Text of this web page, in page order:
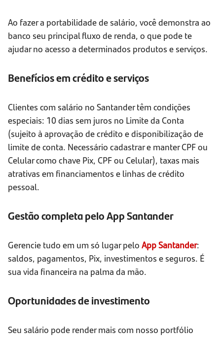
Ao fazer a portabilidade de salário, você demonstra ao
banco seu principal fluxo de renda, o que pode te
ajudar no acesso a determinados produtos e serviços.
Benefícios em crédito e serviços
Clientes com salário no Santander têm condições
especiais: 10 dias sem juros no Limite da Conta
(sujeito à aprovação de crédito e disponibilização de
limite de conta. Necessário cadastrar e manter CPF ou
Celular como chave Pix, CPF ou Celular), taxas mais
atrativas em financiamentos e linhas de crédito
pessoal.
Gestão completa pelo App Santander
Gerencie tudo em um só lugar pelo App Santander:
saldos, pagamentos, Pix, investimentos e seguros. É
sua vida financeira na palma da mão.
Oportunidades de investimento
Seu salário pode render mais com nosso portfólio